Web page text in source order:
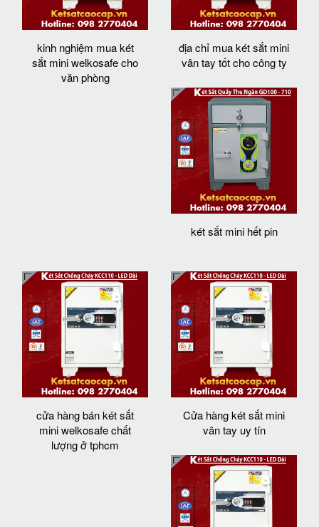
kinh nghiệm mua két
sắt mini welkosafe cho
văn phòng
địa chỉ mua két sắt mini
vân tay tốt cho công ty
két sắt mini hết pin
cửa hàng bán két sắt
mini welkosafe chất
lượng ở tphcm
Cửa hàng két sắt mini
vân tay uy tín